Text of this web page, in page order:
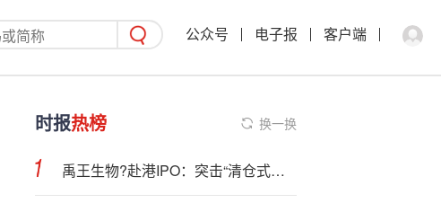
公众号 电子报 客户端
时报热榜 换一换
禹王生物?赴港IPO：突击“清仓式分红”3.2亿元全流向实控人家族 违规融资安排累计超4亿元却“甩锅”财务经理